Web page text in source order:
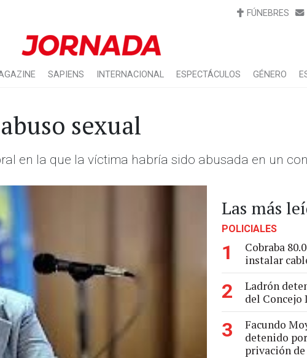
FÚNEBRES
SAPIENS INTERNACIONAL ESPECTÁCULOS GÉNERO
sexual
en la que la víctima habría sido abusada en un
Las más
POLICIALES
1
Cobraba
instalar
2
Ladrón
del Concejo
3
Facundo
detenido
privación